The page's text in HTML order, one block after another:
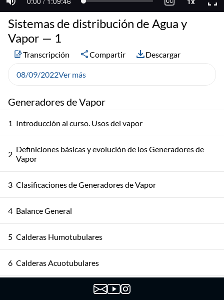
Generadores de Vapor
1 Introducción al curso. Usos del vapor
2 Definiciones básicas y evolución de los Generadores de
Vapor
3 Clasificaciones de Generadores de Vapor
4 Balance General
5 Calderas Humotubulares
6 Calderas Acuotubulares
Balances y ecuaciones de transferencia de superficies — 1
Sistemas de distribución de Agua y
Vapor — 1
Transcripción Compartir Descargar
08/09/2022Ver más